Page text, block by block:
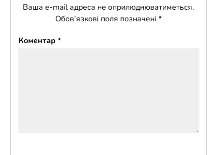
Ваша e-mail адреса не оприлюднюватиметься.
Обов’язкові поля позначені *
Коментар*